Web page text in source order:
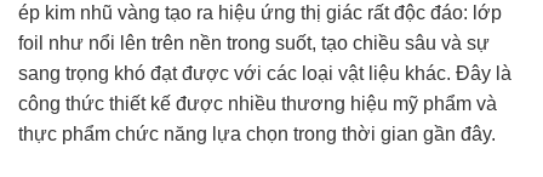
ép kim nhũ vàng tạo ra hiệu ứng thị giác rất độc đáo: lớp
foil như nổi lên trên nền trong suốt, tạo chiều sâu và sự
sang trọng khó đạt được với các loại vật liệu khác. Đây là
công thức thiết kế được nhiều thương hiệu mỹ phẩm và
thực phẩm chức năng lựa chọn trong thời gian gần đây.